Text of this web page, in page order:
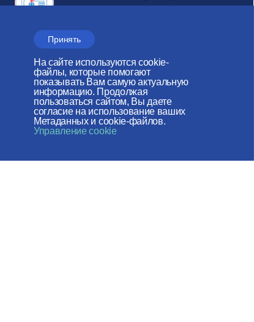
Принять
На сайте используются cookie-
файлы, которые помогают
показывать Вам самую актуальную
информацию. Продолжая
пользоваться сайтом, Вы даете
согласие на использование ваших
Метаданных и cookie-файлов.
Управление cookie
Российского фонда мира
Веб-сайт создан при содействии
Фонда поддержки христианской
культуры и наследия
Мы в социальных сетях: